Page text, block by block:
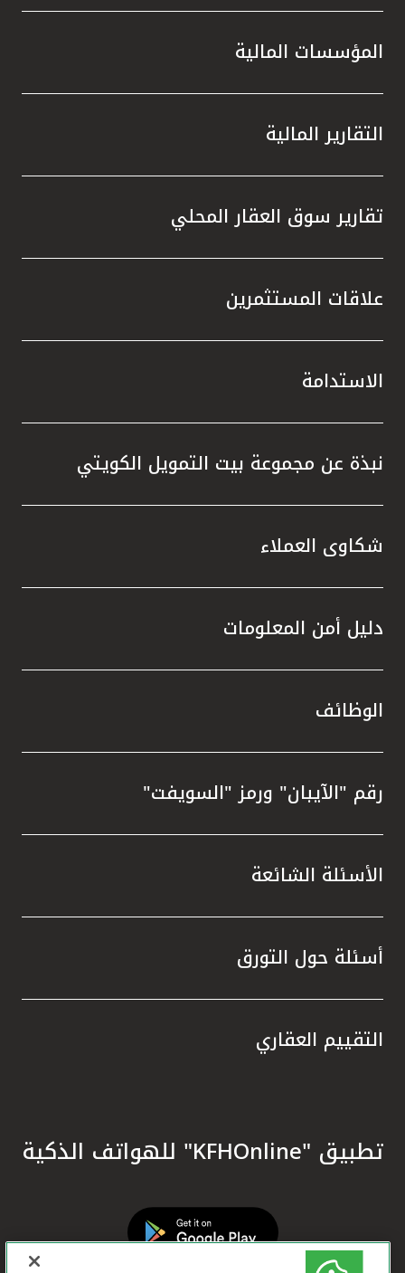
المؤسسات المالية
التقارير المالية
تقارير سوق العقار المحلي
علاقات المستثمرين
الاستدامة
نبذة عن مجموعة بيت التمويل الكويتي
شكاوى العملاء
دليل أمن المعلومات
الوظائف
رقم "الآيبان" ورمز "السويفت"
الأسئلة الشائعة
أسئلة حول التورق
التقييم العقاري
تطبيق "KFHOnline" للهواتف الذكية